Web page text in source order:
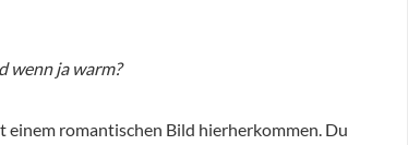
wenn ja warm?
einem romantischen Bild hierherkommen. Du